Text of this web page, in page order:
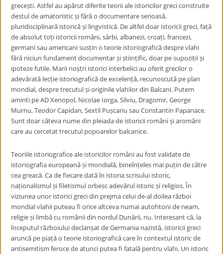
grecești. Astfel au apărut diferite teorii ale istoricilor greci construite
destul de amatoristic și fără o documentare serioasă,
pluridisciplinară istorică și lingvistică. De altfel doar istoricii greci, față
de absolut toți istoricii români, sârbi, albanezi, croați, francezi,
germani sau americani susțin o teorie istoriografică despre vlahi
fără niciun fundament documentar și științific, doar pe supoziții și
ipoteze futile. Marii noștri istorici interbelici au oferit grecilor o
adevărată lecție istoriografică de excelență, recunoscută pe plan
mondial, despre trecutul și originile vlahilor din Balcani. Putem
aminti pe AD Xenopol, Nicolae Iorga, Silviu, Dragomir, George
Murnu, Teodor Capidan, Sextil Pușcariu sau Constantin Papanace.
Sunt doar câteva nume din pleiada de istoricii români și aromâni
care au cercetat trecutul popoarelor balcanice.
Teoriile istoriografice ale istoricilor români au fost validate de
istoriografia europeană și mondială, bineînțeles mai puțin de către
cea greacă. Ca de fiecare dată în istoria scrisului istoric,
naționalismul și filetismul orbesc adevărul istoric și religios. În
viziunea unor istorici greci din prejma celui de-al doilea război
mondial vlahii puteau fi orice altceva numai autohtoni de neam,
religie și limbă cu românii din nordul Dunării, nu. Interesant că, la
începutul războiului declanșat de Germania nazistă, istoricii greci
aruncă pe piață o teorie istoriografică care în contextul istoric de
antisemitism feroce de atunci putea fi fatală pentru vlahi. Un istoric